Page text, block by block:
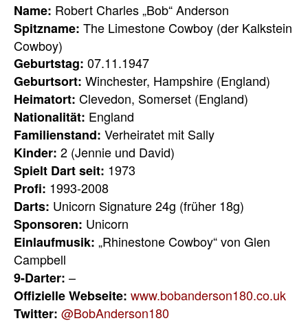
Name: Robert Charles „Bob“ Anderson
Spitzname: The Limestone Cowboy (der Kalkstein
Cowboy)
Geburtstag: 07.11.1947
Geburtsort: Winchester, Hampshire (England)
Heimatort: Clevedon, Somerset (England)
Nationalität: England
Familienstand: Verheiratet mit Sally
Kinder: 2 (Jennie und David)
Spielt Dart seit: 1973
Profi: 1993-2008
Darts: Unicorn Signature 24g (früher 18g)
Sponsoren: Unicorn
Einlaufmusik: „Rhinestone Cowboy“ von Glen
Campbell
9-Darter: –
Offizielle Webseite: www.bobanderson180.co.uk
Twitter: @BobAnderson180